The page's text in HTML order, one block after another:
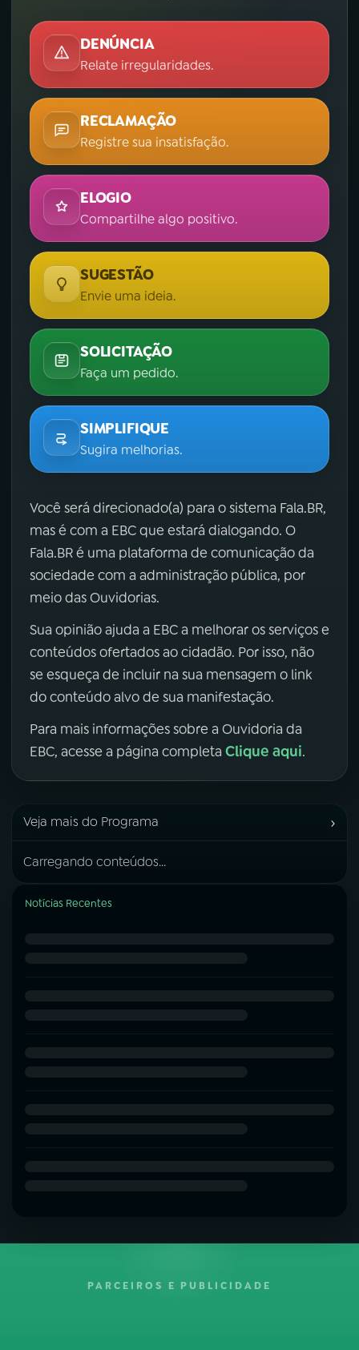
DENÚNCIA
Relate irregularidades.
RECLAMAÇÃO
Registre sua insatisfação.
ELOGIO
Compartilhe algo positivo.
SUGESTÃO
Envie uma ideia.
SOLICITAÇÃO
Faça um pedido.
SIMPLIFIQUE
Sugira melhorias.
Você será direcionado(a) para o sistema Fala.BR,
mas é com a EBC que estará dialogando. O
Fala.BR é uma plataforma de comunicação da
sociedade com a administração pública, por
meio das Ouvidorias.
Sua opinião ajuda a EBC a melhorar os serviços e
conteúdos ofertados ao cidadão. Por isso, não
se esqueça de incluir na sua mensagem o link
do conteúdo alvo de sua manifestação.
Para mais informações sobre a Ouvidoria da
EBC, acesse a página completa Clique aqui.
Veja mais do Programa ›
Carregando conteúdos...
Notícias Recentes
PARCEIROS E PUBLICIDADE